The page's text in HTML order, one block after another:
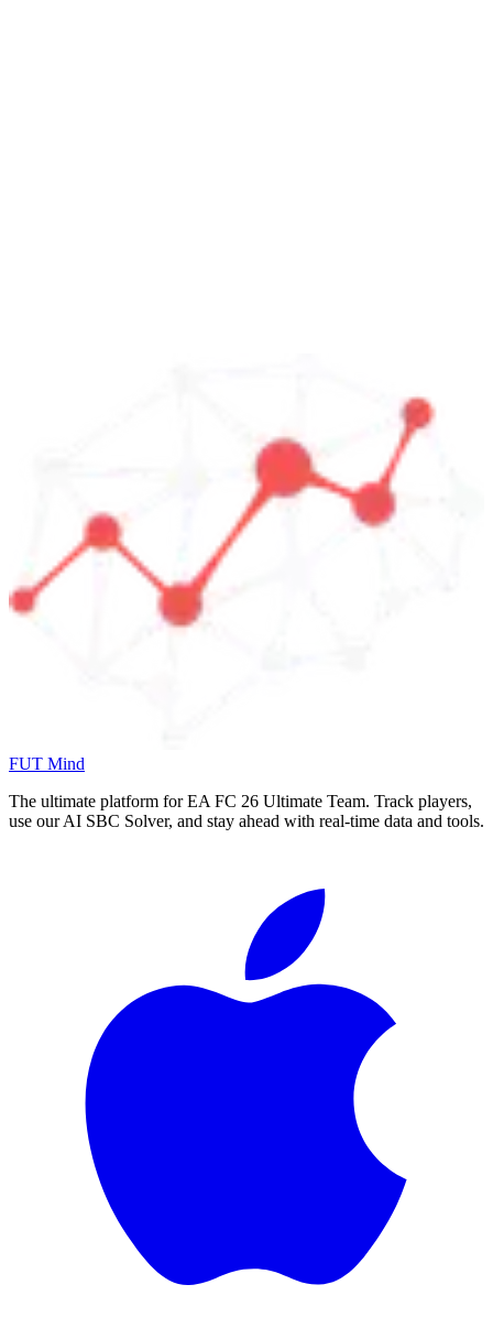
FUT Mind
The ultimate platform for EA FC 26 Ultimate Team. Track players,
use our AI SBC Solver, and stay ahead with real-time data and tools.